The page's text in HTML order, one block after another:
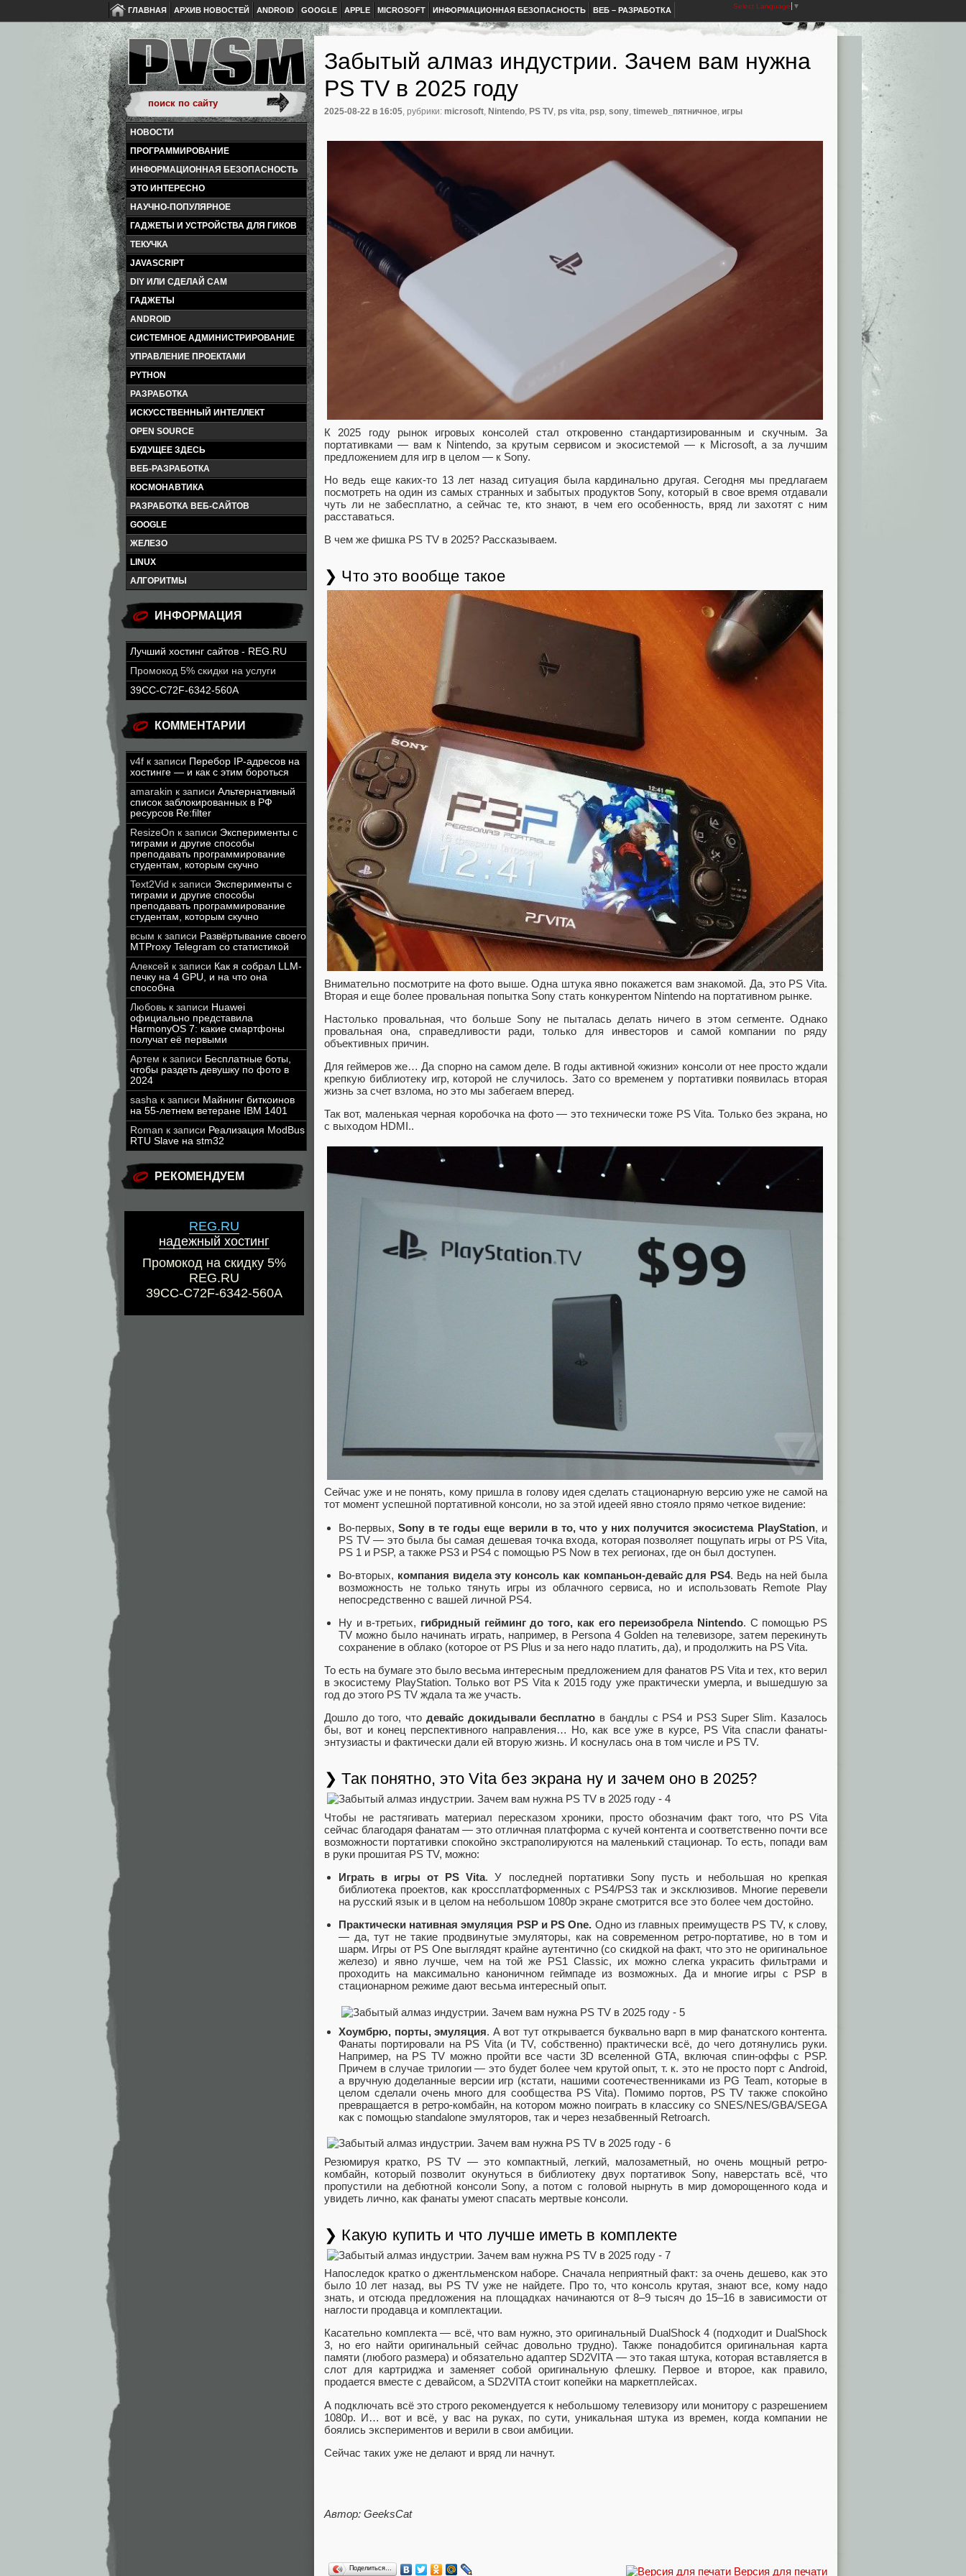
ГЛАВНАЯ АРХИВ НОВОСТЕЙ ANDROID GOOGLE APPLE MICROSOFT ИНФОРМАЦИОННАЯ БЕЗОПАСНОСТЬ ВЕБ – РАЗРАБОТКА Select Language ▼
НОВОСТИ
ПРОГРАММИРОВАНИЕ
ИНФОРМАЦИОННАЯ БЕЗОПАСНОСТЬ
ЭТО ИНТЕРЕСНО
НАУЧНО-ПОПУЛЯРНОЕ
ГАДЖЕТЫ И УСТРОЙСТВА ДЛЯ ГИКОВ
ТЕКУЧКА
JAVASCRIPT
DIY ИЛИ СДЕЛАЙ САМ
ГАДЖЕТЫ
ANDROID
СИСТЕМНОЕ АДМИНИСТРИРОВАНИЕ
УПРАВЛЕНИЕ ПРОЕКТАМИ
PYTHON
РАЗРАБОТКА
ИСКУССТВЕННЫЙ ИНТЕЛЛЕКТ
OPEN SOURCE
БУДУЩЕЕ ЗДЕСЬ
ВЕБ-РАЗРАБОТКА
КОСМОНАВТИКА
РАЗРАБОТКА ВЕБ-САЙТОВ
GOOGLE
ЖЕЛЕЗО
LINUX
АЛГОРИТМЫ
ИНФОРМАЦИЯ
Лучший хостинг сайтов - REG.RU
Промокод 5% скидки на услуги
39CC-C72F-6342-560A
КОММЕНТАРИИ
v4f к записи Перебор IP-адресов на
хостинге — и как с этим бороться
amarakin к записи Альтернативный
список заблокированных в РФ
ресурсов Re:filter
ResizeOn к записи Эксперименты с
тиграми и другие способы
преподавать программирование
студентам, которым скучно
Text2Vid к записи Эксперименты с
тиграми и другие способы
преподавать программирование
студентам, которым скучно
всым к записи Развёртывание своего
MTProxy Telegram со статистикой
Алексей к записи Как я собрал LLM-
печку на 4 GPU, и на что она
способна
Любовь к записи Huawei
официально представила
HarmonyOS 7: какие смартфоны
получат её первыми
Артем к записи Бесплатные боты,
чтобы раздеть девушку по фото в
2024
sasha к записи Майнинг биткоинов
на 55-летнем ветеране IBM 1401
Roman к записи Реализация ModBus
RTU Slave на stm32
РЕКОМЕНДУЕМ
REG.RU
надежный хостинг
Промокод на скидку 5%
REG.RU
39CC-C72F-6342-560A
Забытый алмаз индустрии. Зачем вам нужна
PS TV в 2025 году
2025-08-22 в 16:05, рубрики: microsoft, Nintendo, PS TV, ps vita, psp, sony, timeweb_пятничное, игры
К 2025 году рынок игровых консолей стал откровенно стандартизированным и скучным. За
портативками — вам к Nintendo, за крутым сервисом и экосистемой — к Microsoft, а за лучшим
предложением для игр в целом — к Sony.
Но ведь еще каких-то 13 лет назад ситуация была кардинально другая. Сегодня мы предлагаем
посмотреть на один из самых странных и забытых продуктов Sony, который в свое время отдавали
чуть ли не забесплатно, а сейчас те, кто знают, в чем его особенность, вряд ли захотят с ним
расставаться.
В чем же фишка PS TV в 2025? Рассказываем.
❯ Что это вообще такое
Внимательно посмотрите на фото выше. Одна штука явно покажется вам знакомой. Да, это PS Vita.
Вторая и еще более провальная попытка Sony стать конкурентом Nintendo на портативном рынке.
Настолько провальная, что больше Sony не пыталась делать ничего в этом сегменте. Однако
провальная она, справедливости ради, только для инвесторов и самой компании по ряду
объективных причин.
Для геймеров же… Да спорно на самом деле. В годы активной «жизни» консоли от нее просто ждали
крепкую библиотеку игр, которой не случилось. Зато со временем у портативки появилась вторая
жизнь за счет взлома, но это мы забегаем вперед.
Так вот, маленькая черная коробочка на фото — это технически тоже PS Vita. Только без экрана, но
с выходом HDMI..
Сейчас уже и не понять, кому пришла в голову идея сделать стационарную версию уже не самой на
тот момент успешной портативной консоли, но за этой идеей явно стояло прямо четкое видение:
Во-первых, Sony в те годы еще верили в то, что у них получится экосистема PlayStation, и
PS TV — это была бы самая дешевая точка входа, которая позволяет пощупать игры от PS Vita,
PS 1 и PSP, а также PS3 и PS4 с помощью PS Now в тех регионах, где он был доступен.
Во-вторых, компания видела эту консоль как компаньон-девайс для PS4. Ведь на ней была
возможность не только тянуть игры из облачного сервиса, но и использовать Remote Play
непосредственно с вашей личной PS4.
Ну и в-третьих, гибридный гейминг до того, как его переизобрела Nintendo. С помощью PS
TV можно было начинать играть, например, в Persona 4 Golden на телевизоре, затем перекинуть
сохранение в облако (которое от PS Plus и за него надо платить, да), и продолжить на PS Vita.
То есть на бумаге это было весьма интересным предложением для фанатов PS Vita и тех, кто верил
в экосистему PlayStation. Только вот PS Vita к 2015 году уже практически умерла, и вышедшую за
год до этого PS TV ждала та же участь.
Дошло до того, что девайс докидывали бесплатно в бандлы с PS4 и PS3 Super Slim. Казалось
бы, вот и конец перспективного направления… Но, как все уже в курсе, PS Vita спасли фанаты-
энтузиасты и фактически дали ей вторую жизнь. И коснулась она в том числе и PS TV.
❯ Так понятно, это Vita без экрана ну и зачем оно в 2025?
Чтобы не растягивать материал пересказом хроники, просто обозначим факт того, что PS Vita
сейчас благодаря фанатам — это отличная платформа с кучей контента и соответственно почти все
возможности портативки спокойно экстраполируются на маленький стационар. То есть, попади вам
в руки прошитая PS TV, можно:
Играть в игры от PS Vita. У последней портативки Sony пусть и небольшая но крепкая
библиотека проектов, как кроссплатформенных с PS4/PS3 так и эксклюзивов. Многие перевели
на русский язык и в целом на небольшом 1080р экране смотрится все это более чем достойно.
Практически нативная эмуляция PSP и PS One. Одно из главных преимуществ PS TV, к слову,
— да, тут не такие продвинутые эмуляторы, как на современном ретро-портативе, но в том и
шарм. Игры от PS One выглядят крайне аутентично (со скидкой на факт, что это не оригинальное
железо) и явно лучше, чем на той же PS1 Classic, их можно слегка украсить фильтрами и
проходить на максимально каноничном геймпаде из возможных. Да и многие игры с PSP в
стационарном режиме дают весьма интересный опыт.
Хоумбрю, порты, эмуляция. А вот тут открывается буквально варп в мир фанатского контента.
Фанаты портировали на PS Vita (и TV, собственно) практически всё, до чего дотянулись руки.
Например, на PS TV можно пройти все части 3D вселенной GTA, включая спин-оффы с PSP.
Причем в случае трилогии — это будет более чем крутой опыт, т. к. это не просто порт с Android,
а вручную доделанные версии игр (кстати, нашими соотечественниками из PG Team, которые в
целом сделали очень много для сообщества PS Vita). Помимо портов, PS TV также спокойно
превращается в ретро-комбайн, на котором можно поиграть в классику со SNES/NES/GBA/SEGA
как с помощью standalone эмуляторов, так и через незабвенный Retroarch.
Резюмируя кратко, PS TV — это компактный, легкий, малозаметный, но очень мощный ретро-
комбайн, который позволит окунуться в библиотеку двух портативок Sony, наверстать всё, что
пропустили на дебютной консоли Sony, а потом с головой нырнуть в мир доморощенного кода и
увидеть лично, как фанаты умеют спасать мертвые консоли.
❯ Какую купить и что лучше иметь в комплекте
Напоследок кратко о джентльменском наборе. Сначала неприятный факт: за очень дешево, как это
было 10 лет назад, вы PS TV уже не найдете. Про то, что консоль крутая, знают все, кому надо
знать, и отсюда предложения на площадках начинаются от 8–9 тысяч до 15–16 в зависимости от
наглости продавца и комплектации.
Касательно комплекта — всё, что вам нужно, это оригинальный DualShock 4 (подходит и DualShock
3, но его найти оригинальный сейчас довольно трудно). Также понадобится оригинальная карта
памяти (любого размера) и обязательно адаптер SD2VITA — это такая штука, которая вставляется в
слот для картриджа и заменяет собой оригинальную флешку. Первое и второе, как правило,
продается вместе с девайсом, а SD2VITA стоит копейки на маркетплейсах.
А подключать всё это строго рекомендуется к небольшому телевизору или монитору с разрешением
1080р. И… вот и всё, у вас на руках, по сути, уникальная штука из времен, когда компании не
боялись экспериментов и верили в свои амбиции.
Сейчас таких уже не делают и вряд ли начнут.
Автор: GeeksCat
Версия для печати
Поделиться…